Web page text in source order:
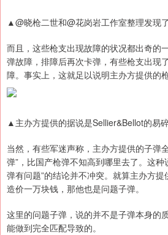
▲@晓枪二世和@花岗岩工作室整理发现
而且，这些枪支出现故障的状况都出奇的
弹故障，排障后再次卡弹，有些枪支出现
障。事实上，这就足以说明主办方提供的
▲主办方提供的据说是Sellier&Bellot的易
当然，有些军迷声称，主办方提供的子弹
弹”，比国产枪弹不知高到哪里去了。这
弹有问题”的结论并不冲突。就算主办方
造价一万块钱，那他也是问题子弹。
这里的问题子弹，说的并不是子弹本身的
能做到完全匹配导致的。